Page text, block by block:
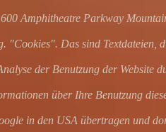
Amphitheatre Parkway
"Cookies". Das sind Textdateien,
der Benutzung der Website
über Ihre Benutzung
in den USA übertragen und